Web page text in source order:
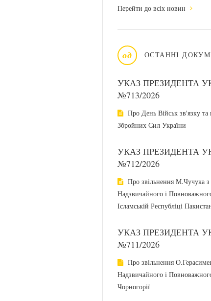
Перейти до всіх новин
од ОСТАННІ
УКАЗ ПРЕЗИДЕНТА
№713/2026
Про День Військ зв'язку та
Збройних Сил України
УКАЗ ПРЕЗИДЕНТА
№712/2026
Про звільнення М.Чучука з
Надзвичайного і
Ісламській Республіці
УКАЗ ПРЕЗИДЕНТА
№711/2026
Про звільнення
Надзвичайного і
Чорногорії